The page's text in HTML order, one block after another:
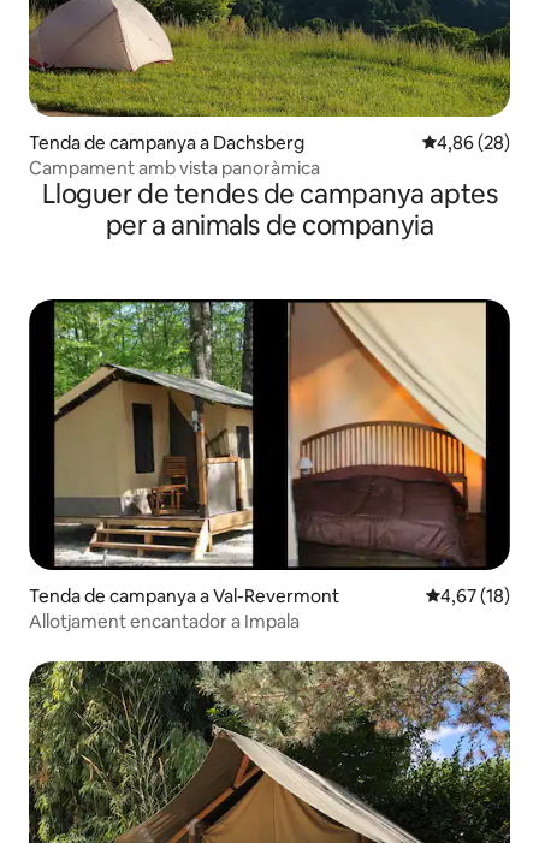
Tenda de campanya a Dachsberg 4,86 de
4,86 (28)
Campament amb vista panoràmica
Lloguer de tendes de campanya aptes
per a animals de companyia
Tenda de campanya a Val-Revermont 4,67 de
4,67 (18)
Allotjament encantador a Impala